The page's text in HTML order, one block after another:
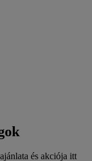
és akciója itt